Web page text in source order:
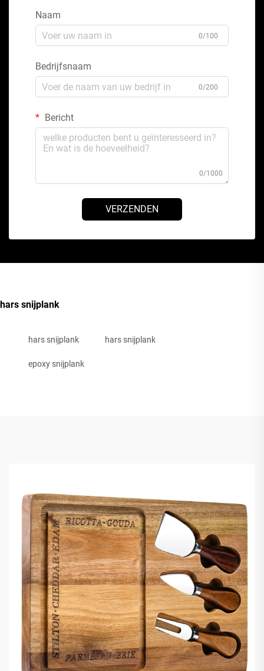
Naam
0/100
Bedrijfsnaam
0/200
Bericht
0/1000
VERZENDEN
hars snijplank
hars snijplank hars snijplank
epoxy snijplank